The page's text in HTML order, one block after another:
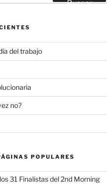
Buscar
del trabajo
no?
POPULARES
31 Finalistas del 2nd Morning